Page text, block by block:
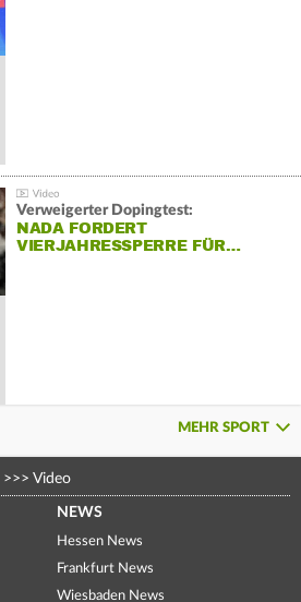
Verweigerter Dopingtest:
NADA FORDERT
VIERJAHRESSPERRE FÜR…
MEHR SPORT
>>> Video
NEWS
Hessen News
Frankfurt News
Wiesbaden News